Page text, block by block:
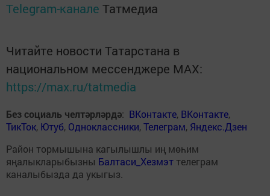
Telegram-канале Татмедиа
Читайте новости Татарстана в
национальном мессенджере MАХ:
https://max.ru/tatmedia
Без социаль челтәрләрдә: ВКонтакте, ВКонтакте,
ТикТок, Ютуб, Одноклассники,Телеграм, Яндекс.Дзен
Район тормышына кагылышлы иң мөһим
яңалыкларыбызны Балтаси_Хезмэт телеграм
каналыбызда да укыгыз.